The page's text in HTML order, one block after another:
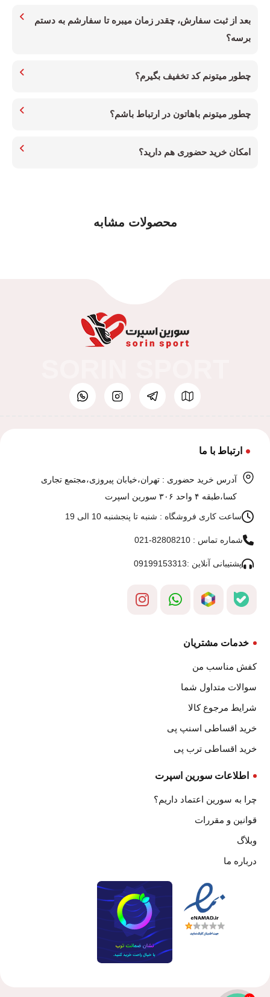
بعد از ثبت سفارش، چقدر زمان میبره تا سفارشم به دستم
برسه؟
چطور میتونم کد تخفیف بگیرم؟
چطور میتونم باهاتون در ارتباط باشم؟
امکان خرید حضوری هم دارید؟
محصولات مشابه
ارتباط با ما
آدرس خرید حضوری : تهران،خیابان پیروزی،مجتمع تجاری
کسا،طبقه ۴ واحد ۳۰۶ سورین اسپرت
ساعت کاری فروشگاه : شنبه تا پنجشنبه 10 الی 19
شماره تماس : 82808210-021
پشتیبانی آنلاین :09199153313
خدمات مشتریان
کفش مناسب من
سوالات متداول شما
شرایط مرجوع کالا
خرید اقساطی اسنپ پی
خرید اقساطی ترب پی
اطلاعات سورین اسپرت
چرا به سورین اعتماد داریم؟
قوانین و مقررات
وبلاگ
درباره ما